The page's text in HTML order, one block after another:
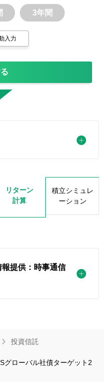
3年間
入力
リターン
計算
積立シミュレ
ーション
提供：時事通信
投資信託
グローバル社債ターゲット2